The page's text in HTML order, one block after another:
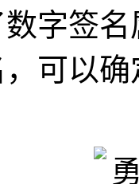
字签
，可以